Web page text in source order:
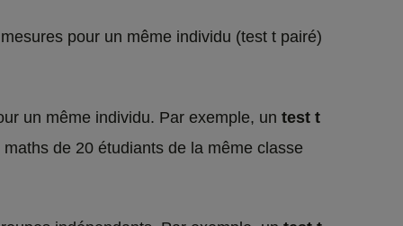
pour un même individu (test t pairé)
un même individu. Par exemple, un test t
de 20 étudiants de la même classe